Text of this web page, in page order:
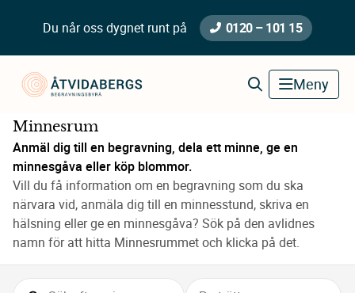
Du når oss dygnet runt på 0120 – 101 15
Åtvidabergs BegravningsbyråMeny
Minnesrum
Minnesrum
Anmäl dig till en begravning, dela ett minne, ge en
minnesgåva eller köp blommor.
Vill du få information om en begravning som du ska
närvara vid, anmäla dig till en minnesstund, skriva en
hälsning eller ge en minnesgåva? Sök på den avlidnes
namn för att hitta Minnesrummet och klicka på det.